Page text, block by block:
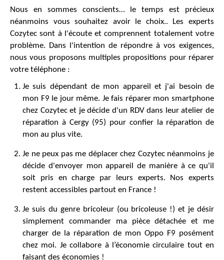
Nous en sommes conscients… le temps est précieux
néanmoins vous souhaitez avoir le choix.. Les experts
Cozytec sont à l'écoute et comprennent totalement votre
problème. Dans l'intention de répondre à vos exigences,
nous vous proposons multiples propositions pour réparer
votre téléphone :
Je suis dépendant de mon appareil et j'ai besoin de
mon F9 le jour même. Je fais réparer mon smartphone
chez Cozytec et je décide d'un RDV dans leur atelier de
réparation à Cergy (95) pour confier la réparation de
mon au plus vite.
Je ne peux pas me déplacer chez Cozytec néanmoins je
décide d'envoyer mon appareil de manière à ce qu'il
soit pris en charge par leurs experts. Nos experts
restent accessibles partout en France !
Je suis du genre bricoleur (ou bricoleuse !) et je désir
simplement commander ma pièce détachée et me
charger de la réparation de mon Oppo F9 posément
chez moi. Je collabore à l’économie circulaire tout en
faisant des économies !